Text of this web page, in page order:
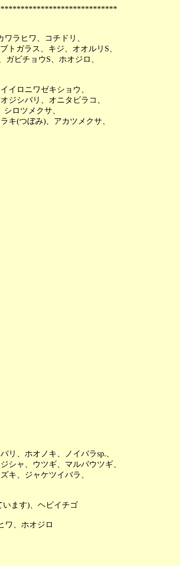
ラヒワ、コチドリ、
ガラス、キジ、オオルリS、
ビチョウS、ホオジロ、
イロニワゼキショウ、
シバリ、オニタビラコ、
ロツメクサ、
(つぼみ)、アカツメクサ、
、ホオノキ、ノイバラsp.、
ャ、ウツギ、マルバウツギ、
、ジャケツイバラ、
ます)、ヘビイチゴ
ワ、ホオジロ